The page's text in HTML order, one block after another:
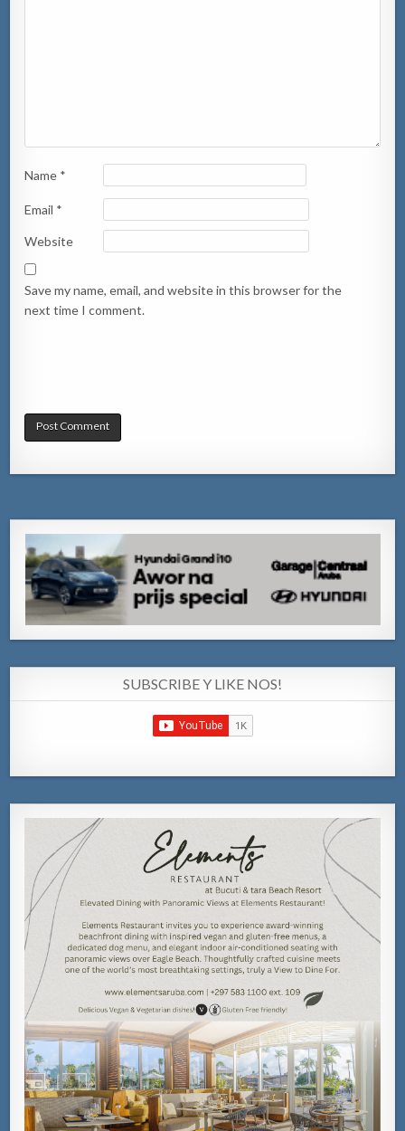
Name *
Email *
Website
Save my name, email, and website in this browser for the
next time I comment.
SUBSCRIBE Y LIKE NOS!